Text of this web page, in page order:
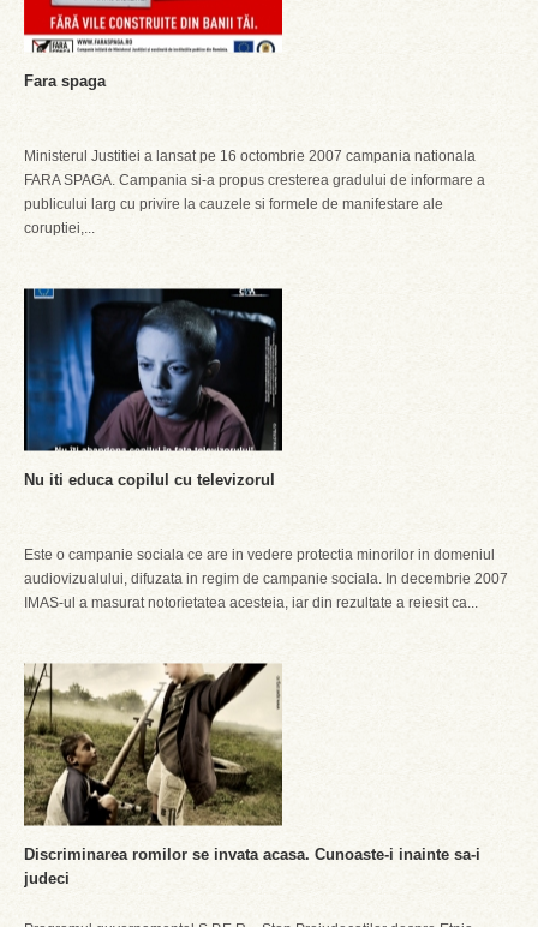
Fara spaga
Ministerul Justitiei a lansat pe 16 octombrie 2007 campania nationala
FARA SPAGA. Campania si-a propus cresterea gradului de informare a
publicului larg cu privire la cauzele si formele de manifestare ale
coruptiei,...
Nu iti educa copilul cu televizorul
Este o campanie sociala ce are in vedere protectia minorilor in domeniul
audiovizualului, difuzata in regim de campanie sociala. In decembrie 2007
IMAS-ul a masurat notorietatea acesteia, iar din rezultate a reiesit ca...
Discriminarea romilor se invata acasa. Cunoaste-i inainte sa-i
judeci